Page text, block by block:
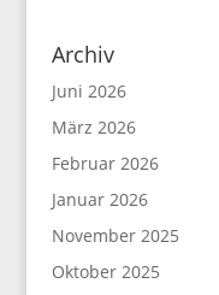
Archiv
Juni 2026
März 2026
Februar 2026
Januar 2026
November 2025
Oktober 2025